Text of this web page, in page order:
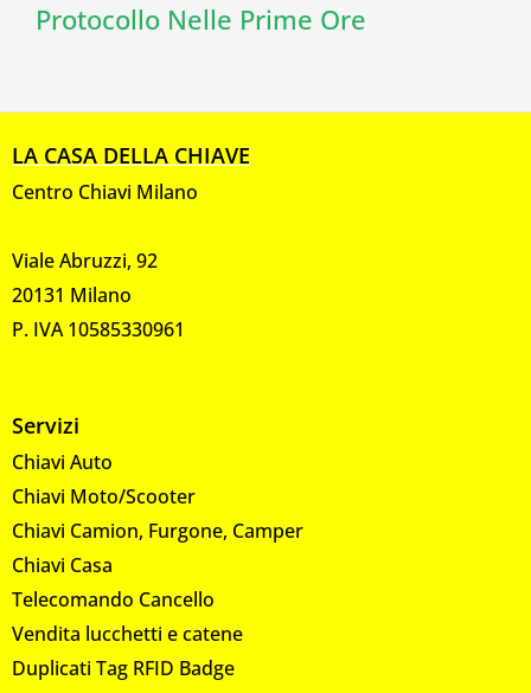
Protocollo Nelle Prime Ore
LA CASA DELLA CHIAVE
Centro Chiavi Milano
Viale Abruzzi, 92
20131 Milano
P. IVA 10585330961
Servizi
Chiavi Auto
Chiavi Moto/Scooter
Chiavi Camion, Furgone, Camper
Chiavi Casa
Telecomando Cancello
Vendita lucchetti e catene
Duplicati Tag RFID Badge